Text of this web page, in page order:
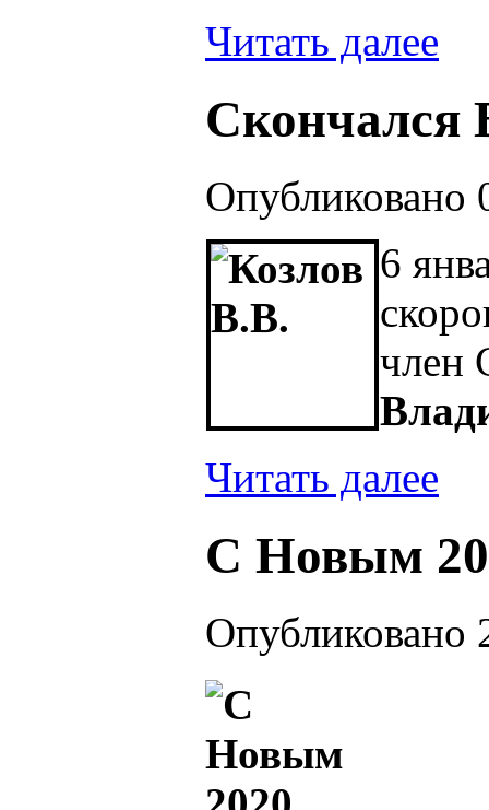
Читать далее
Скончался
Опубликовано
6
член
Читать далее
С Новым
Опубликовано